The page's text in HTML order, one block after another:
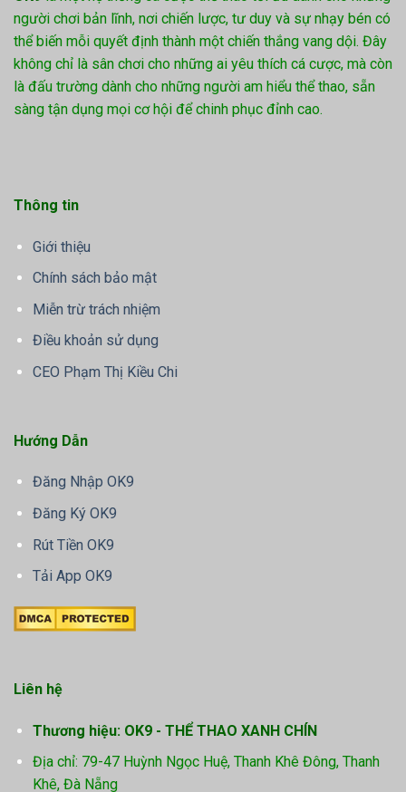
người chơi bản lĩnh, nơi chiến lược, tư duy và sự nhạy bén có
thể biến mỗi quyết định thành một chiến thắng vang dội. Đây
không chỉ là sân chơi cho những ai yêu thích cá cược, mà còn
là đấu trường dành cho những người am hiểu thể thao, sẵn
sàng tận dụng mọi cơ hội để chinh phục đỉnh cao.
Thông tin
Giới thiệu
Chính sách bảo mật
Miễn trừ trách nhiệm
Điều khoản sử dụng
CEO Phạm Thị Kiều Chi
Hướng Dẫn
Đăng Nhập OK9
Đăng Ký OK9
Rút Tiền OK9
Tải App OK9
Liên hệ
Thương hiệu: OK9 - THỂ THAO XANH CHÍN
Địa chỉ: 79-47 Huỳnh Ngọc Huệ, Thanh Khê Đông, Thanh
Khê, Đà Nẵng